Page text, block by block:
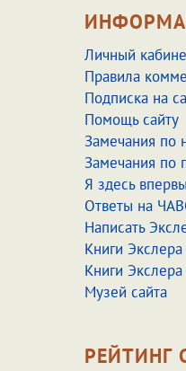
Личный
Правила
Подписка на
Помощь сайту
Замечания по
Замечания по
Я здесь
Ответы на
Написать
Книги Экслера
Книги Экслера
Музей сайта
РЕЙТИНГ